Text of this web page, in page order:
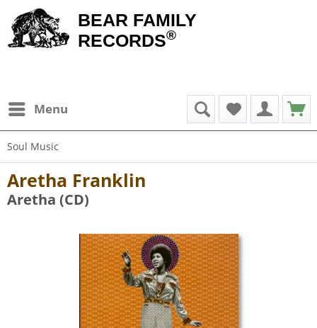
BEAR FAMILY
RECORDS®
Menu
Soul Music
Aretha Franklin
Aretha (CD)